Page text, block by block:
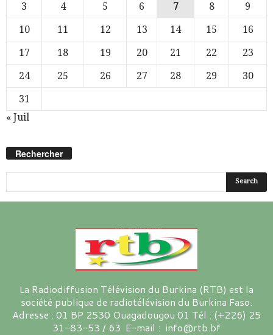
3
4 5 6 7 8
9
10
11 12 13 14 15
16
17
18 19 20 21 22
23
24
25 26 27 28 29
30
31
« Juil
Rechercher
La Radiodiffusion Télévision du Burkina (RTB) est la
société publique de radiotélévision du Burkina Faso.
Adresse : 01 BP 2530 Ouagadougou 01 Tél : (+226) 25
31-83-53 / 63 E-mail : info@rtb.bf